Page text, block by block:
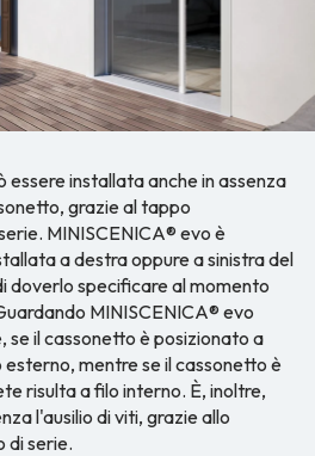
essere installata anche in assenza
grazie al tappo
MINISCENICA® evo è
a destra oppure a sinistra del
doverlo specificare al momento
MINISCENICA® evo
il cassonetto è posizionato a
mentre se il cassonetto è
risulta a filo interno. È, inoltre,
l'ausilio di viti, grazie allo
di serie.